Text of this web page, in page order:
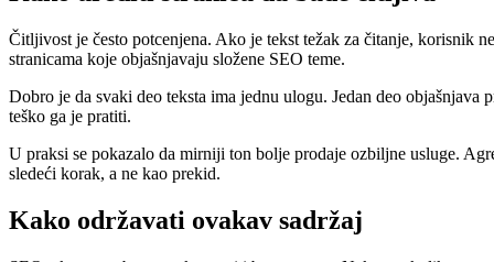
Čitljivost je često potcenjena. Ako je tekst težak za čitanje, korisnik
stranicama koje objašnjavaju složene SEO teme.
Dobro je da svaki deo teksta ima jednu ulogu. Jedan deo
teško ga je pratiti.
U praksi se pokazalo da mirniji ton bolje prodaje ozbiljne usluge.
sledeći korak, a ne kao prekid.
Kako održavati ovakav sadržaj